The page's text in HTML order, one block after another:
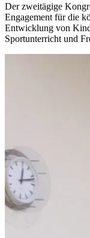
Der zweitägige
Engagement für die
Entwicklung von
Sportunterricht und